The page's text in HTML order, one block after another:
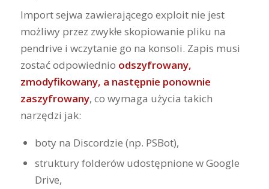
Import sejwa zawierającego exploit nie jest
możliwy przez zwykłe skopiowanie pliku na
pendrive i wczytanie go na konsoli. Zapis musi
zostać odpowiednio odszyfrowany,
zmodyfikowany, a następnie ponownie
zaszyfrowany, co wymaga użycia takich
narzędzi jak:
boty na Discordzie (np. PSBot),
struktury folderów udostępnione w Google
Drive,